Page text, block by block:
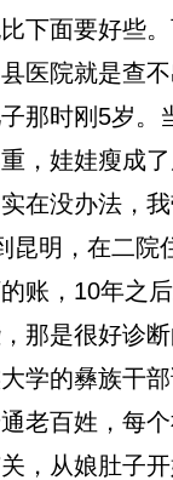
下面要好些
医院就是查
那时刚5岁。
，娃娃瘦成
在没办法，
昆明，在二院
账，10年之
那是很好诊
学的彝族干
老百姓，每
，从娘肚子